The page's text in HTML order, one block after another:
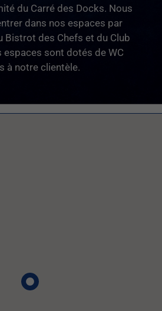
du Carré des Docks. Nous
dans nos espaces par
Bistrot des Chefs et du Club
espaces sont dotés de WC
à notre clientèle.